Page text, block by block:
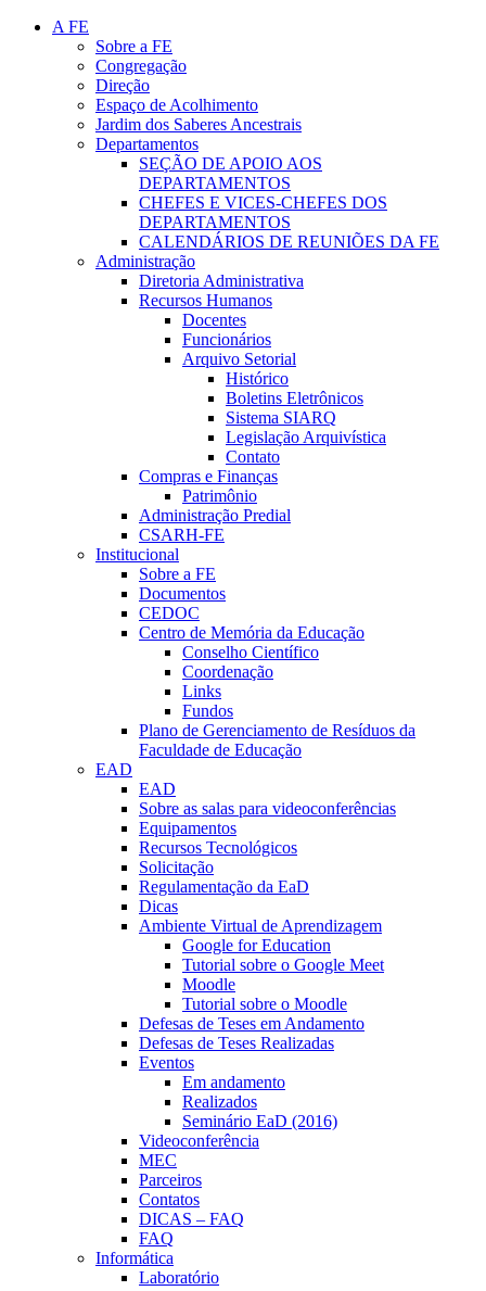
A FE
Sobre a FE
Congregação
Direção
Espaço de Acolhimento
Jardim dos Saberes Ancestrais
Departamentos
SEÇÃO DE APOIO AOS
DEPARTAMENTOS
CHEFES E VICES-CHEFES DOS
DEPARTAMENTOS
CALENDÁRIOS DE REUNIÕES DA FE
Administração
Diretoria Administrativa
Recursos Humanos
Docentes
Funcionários
Arquivo Setorial
Histórico
Boletins Eletrônicos
Sistema SIARQ
Legislação Arquivística
Contato
Compras e Finanças
Patrimônio
Administração Predial
CSARH-FE
Institucional
Sobre a FE
Documentos
CEDOC
Centro de Memória da Educação
Conselho Científico
Coordenação
Links
Fundos
Plano de Gerenciamento de Resíduos da
Faculdade de Educação
EAD
EAD
Sobre as salas para videoconferências
Equipamentos
Recursos Tecnológicos
Solicitação
Regulamentação da EaD
Dicas
Ambiente Virtual de Aprendizagem
Google for Education
Tutorial sobre o Google Meet
Moodle
Tutorial sobre o Moodle
Defesas de Teses em Andamento
Defesas de Teses Realizadas
Eventos
Em andamento
Realizados
Seminário EaD (2016)
Videoconferência
MEC
Parceiros
Contatos
DICAS – FAQ
FAQ
Informática
Laboratório